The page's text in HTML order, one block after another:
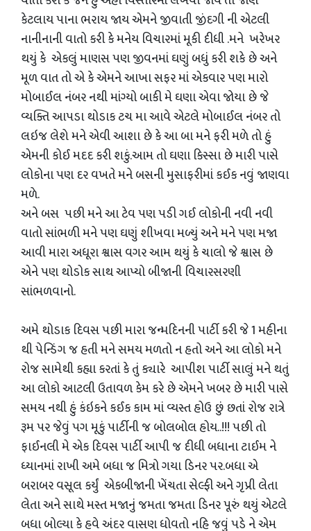
કેટલાય પાના ભરાય જાય એમને જીવાતી જીંદગી ની એટલી
નાનીનાની વાતો કરી કે મનેય વિચારમાં મૂકી દીધી .મને ખરેખર
થયું કે એકલું માણસ પણ જીવનમાં ઘણું બધું કરી શકે છે અને
મૂળ વાત તો એ કે એમને આખા સફર માં એકવાર પણ મારો
મોબાઈલ નંબર નથી માંગ્યો બાકી મે ઘણા એવા જોયા છે જે
વ્યક્તિ આપડા થોડાક ટચ મા આવે એટલે મોબાઈલ નંબર તો
લઇજ લેશે મને એવી આશા છે કે આ બા મને ફરી મળે તો હું
એમની કોઈ મદદ કરી શકું.આમ તો ઘણા કિસ્સા છે મારી પાસે
લોકોના પણ દર વખતે મને બસની મુસાફરીમાં કઈક નવું જાણવા
મળે.
અને બસ પછી મને આ ટેવ પણ પડી ગઈ લોકોની નવી નવી
વાતો સાંભળી મને પણ ઘણું શીખવા મળ્યું અને મને પણ મજા
આવી મારા અધૂરા શ્વાસ વગર આમ થયું કે ચાલો જે શ્વાસ છે
એને પણ થોડોક સાથ આપ્યો બીજાની વિચારસરણી
સાંભળવાનો.
અમે થોડાક દિવસ પછી મારા જન્મદિનની પાર્ટી કરી જે 1 મહીના
થી પેન્ડિંગ જ હતી મને સમય મળતો ન હતો અને આ લોકો મને
રોજ સામેથી કહ્યા કરતાં કે તું ક્યારે આપીશ પાર્ટી સાલું મને થતું
આ લોકો આટલી ઉતાવળ કેમ કરે છે એમને ખબર છે મારી પાસે
સમય નથી હું કંઇકને કઈક કામ માં વ્યસ્ત હોઉ છું છતાં રોજ રાત્રે
રૂમ પર જેવું પગ મૂકું પાર્ટીની જ બોલબોલ હોય..!!! પછી તો
ફાઈનલી મે એક દિવસ પાર્ટી આપી જ દીધી બધાના ટાઈમ ને
ધ્યાનમાં રાખી અમે બધા જ મિત્રો ગયા ડિનર પર.બધા એ
બરાબર વસૂલ કર્યું એકબીજાની ખેંચતા સેલ્ફી અને ગૃપ્રી લેતા
લેતા અને સાથે મસ્ત મજાનું જમતા જમતા ડિનર પૂરું થયું એટલે
બધા બોલ્યા કે હવે અંદર વાસણ ધોવતો નહિ જવું પડે ને એમ